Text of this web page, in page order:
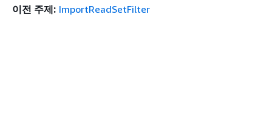
이전 주제: ImportReadSetFilter